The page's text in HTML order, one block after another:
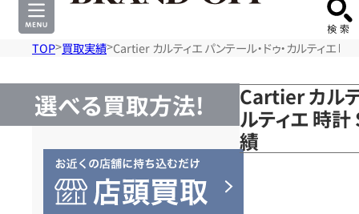
TOP 買取実績 Cartier カルティエ パンテール・ドゥ・カルティエ
選べる買取方法!
Cartier カルテ
ルティエ 時
績